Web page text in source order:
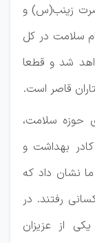
حضرت زینب(س) و
سلامت در کل
شد و قطعا
قاصر است.
حوزه سلامت،
بهداشت و
نشان داد که
رفتند. در
از عزیزان